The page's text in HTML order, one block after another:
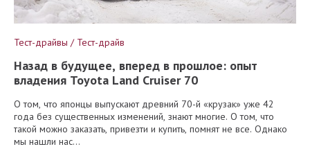
Тест-драйвы / Тест-драйв
Назад в будущее, вперед в прошлое: опыт
владения Toyota Land Cruiser 70
О том, что японцы выпускают древний 70-й «крузак» уже 42
года без существенных изменений, знают многие. О том, что
такой можно заказать, привезти и купить, помнят не все. Однако
мы нашли нас...